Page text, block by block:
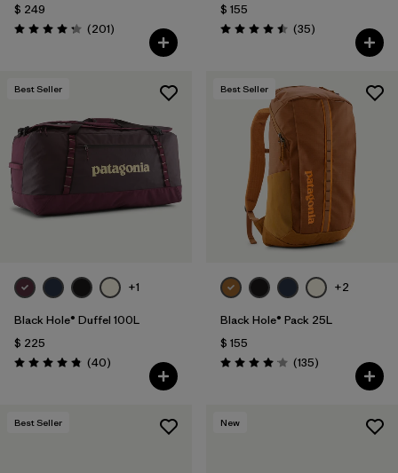
$ 249
Valoración: 4.3 / 5
(201Comentarios
)
$ 155
Valoración: 4.5 / 5
(35Comentarios
)
Best Seller
+1
Black Hole® Duffel 100L
$ 225
Valoración: 4.8 / 5
(40Comentarios
)
Best Seller
+2
Black Hole® Pack 25L
$ 155
Valoración: 4.1 / 5
(135Comentarios
)
Best Seller New